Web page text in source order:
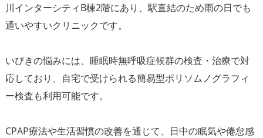
川インターシティB棟2階にあり、駅直結のため雨の日でも
通いやすいクリニックです。
いびきの悩みには、睡眠時無呼吸症候群の検査・治療で対
応しており、自宅で受けられる簡易型ポリソムノグラフィ
ー検査も利用可能です。
CPAP療法や生活習慣の改善を通じて、日中の眠気や倦怠感